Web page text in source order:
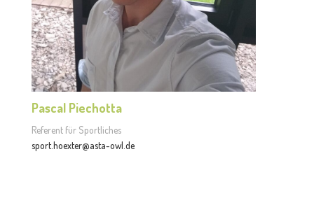
Pascal Piechotta
Referent für Sportliches
sport.hoexter@asta-owl.de